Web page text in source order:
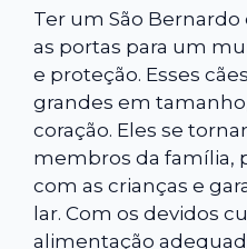
Ter um São
as portas para um
e proteção. Esses
grandes em
coração. Eles se
membros da família,
com as crianças e
lar. Com os devidos
alimentação